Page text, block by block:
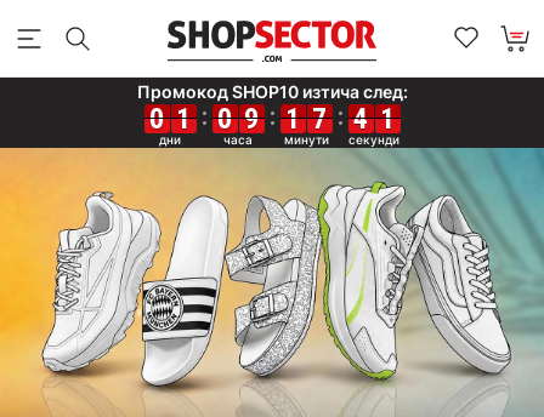
Промокод SHOP10 изтича след:
0
0
0
0 1
1
1
1 0
0
0
0 9
9
9
9 1
1
1
1 7
7
7
7 4
4
4
4 0
0
0
0